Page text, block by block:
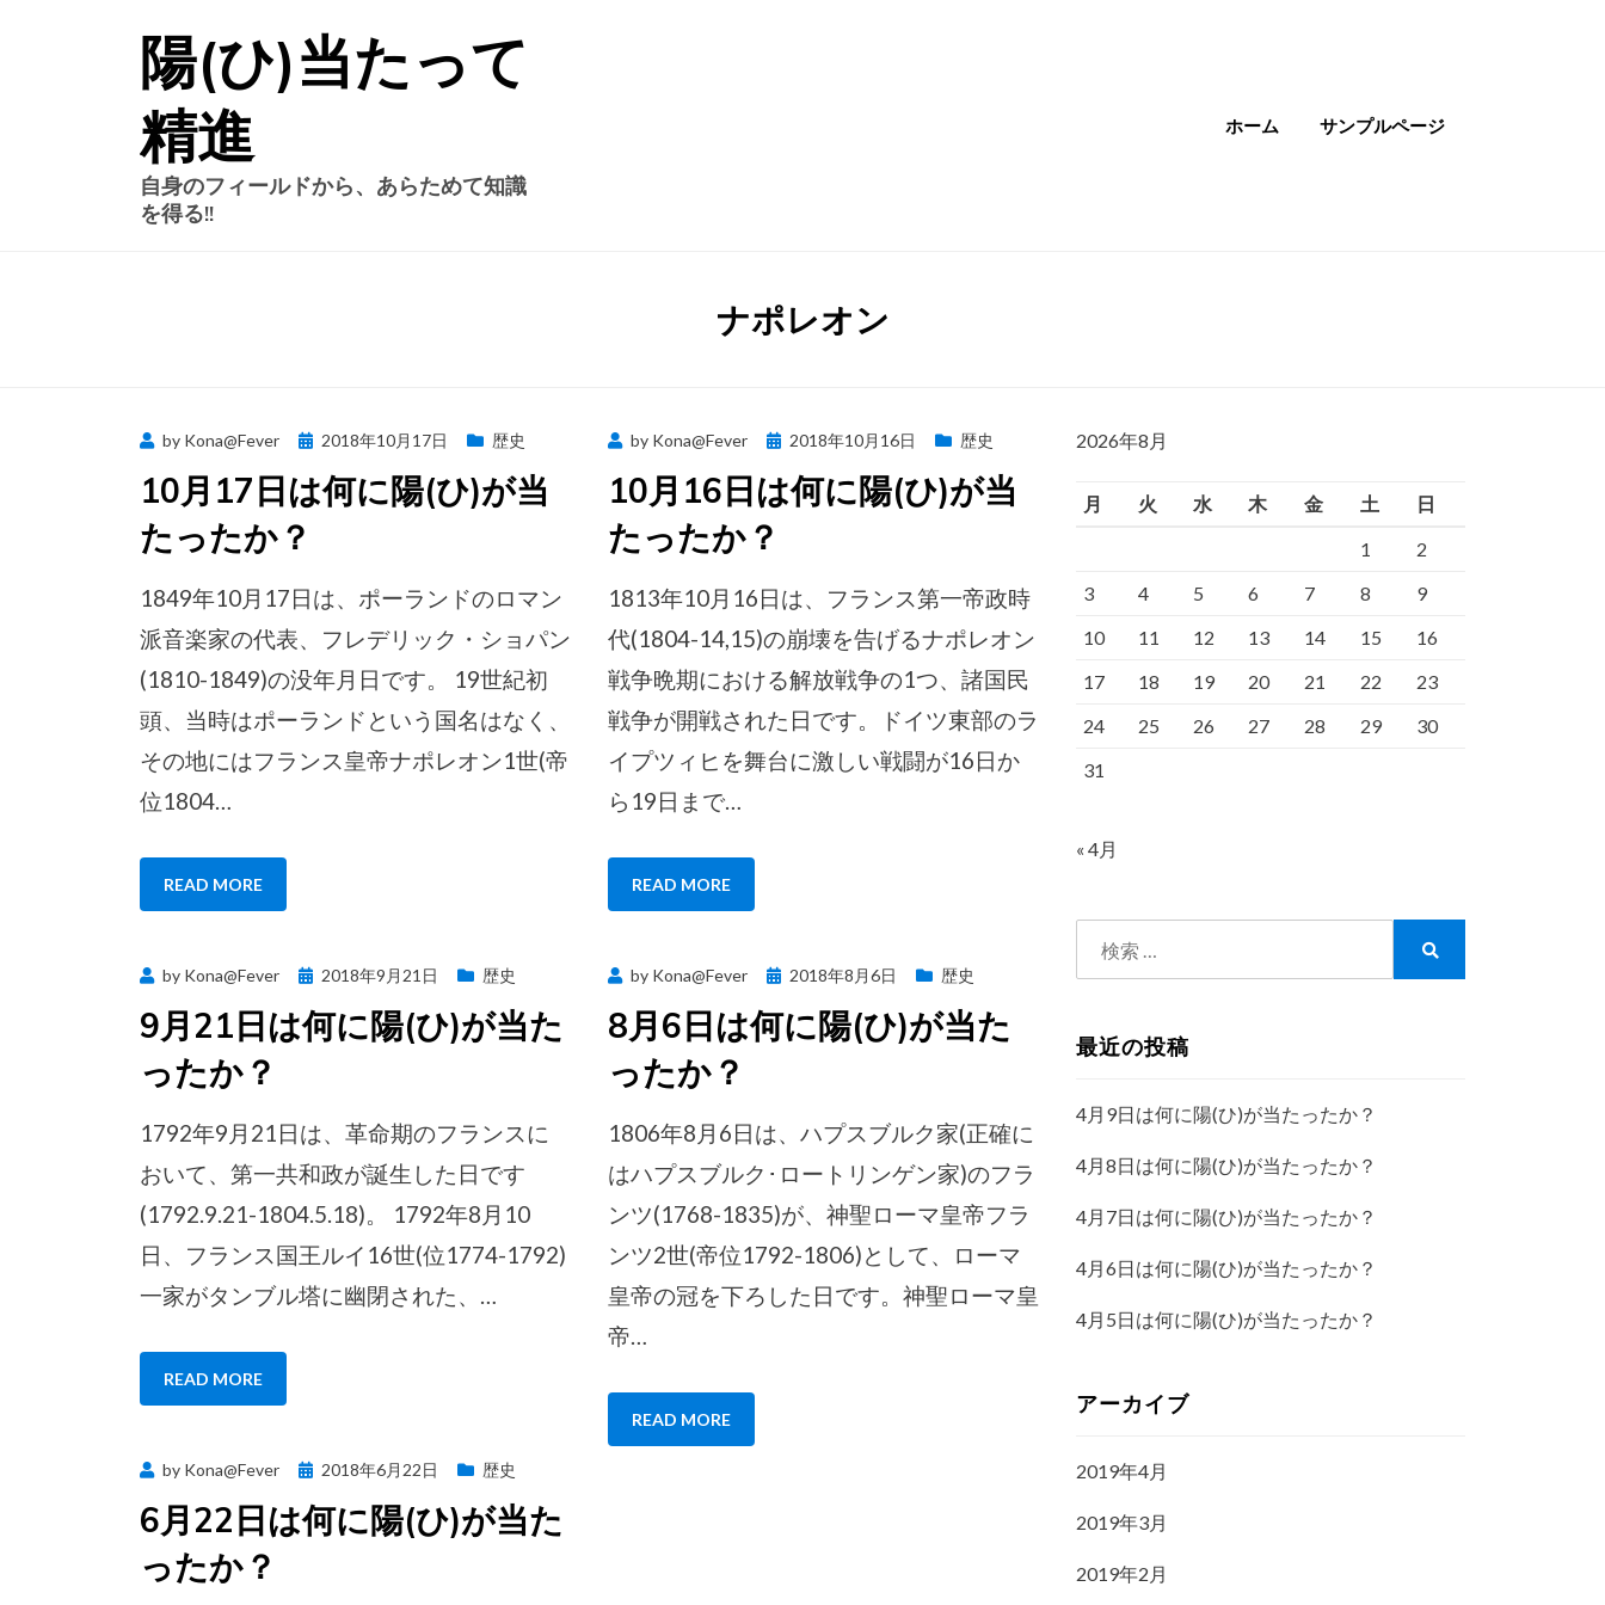
陽(ひ)当たって
精進
自身のフィールドから、あらためて知識
を得る!!
ホーム サンプルページ
タグ
:
ナポレオン
by Kona@Fever
Posted
2018年10月17日 歴史
10月17日は何に陽(ひ)が当
たったか？
1849年10月17日は、ポーランドのロマン
派音楽家の代表、フレデリック・ショパン
(1810-1849)の没年月日です。 19世紀初
頭、当時はポーランドという国名はなく、
その地にはフランス皇帝ナポレオン1世(帝
位1804…
READ MORE
by Kona@Fever
Posted
2018年10月16日 歴史
10月16日は何に陽(ひ)が当
たったか？
1813年10月16日は、フランス第一帝政時
代(1804-14,15)の崩壊を告げるナポレオン
戦争晩期における解放戦争の1つ、諸国民
戦争が開戦された日です。ドイツ東部のラ
イプツィヒを舞台に激しい戦闘が16日か
ら19日まで…
READ MORE
by Kona@Fever
Posted
2018年9月21日 歴史
9月21日は何に陽(ひ)が当た
ったか？
1792年9月21日は、革命期のフランスに
おいて、第一共和政が誕生した日です
(1792.9.21-1804.5.18)。 1792年8月10
日、フランス国王ルイ16世(位1774-1792)
一家がタンブル塔に幽閉された、…
READ MORE
by Kona@Fever
Posted
2018年8月6日 歴史
8月6日は何に陽(ひ)が当た
ったか？
1806年8月6日は、ハプスブルク家(正確に
はハプスブルク･ロートリンゲン家)のフラ
ンツ(1768-1835)が、神聖ローマ皇帝フラ
ンツ2世(帝位1792-1806)として、ローマ
皇帝の冠を下ろした日です。神聖ローマ皇
帝…
READ MORE
by Kona@Fever
Posted
2018年6月22日 歴史
6月22日は何に陽(ひ)が当た
ったか？
2026年8月
月 火 水 木 金 土
日
1
2
3
4 5 6 7 8
9
10
11 12 13 14 15
16
17
18 19 20 21 22
23
24
25 26 27 28 29
30
31
« 4月
最近の投稿
4月9日は何に陽(ひ)が当たったか？
4月8日は何に陽(ひ)が当たったか？
4月7日は何に陽(ひ)が当たったか？
4月6日は何に陽(ひ)が当たったか？
4月5日は何に陽(ひ)が当たったか？
アーカイブ
2019年4月
2019年3月
2019年2月